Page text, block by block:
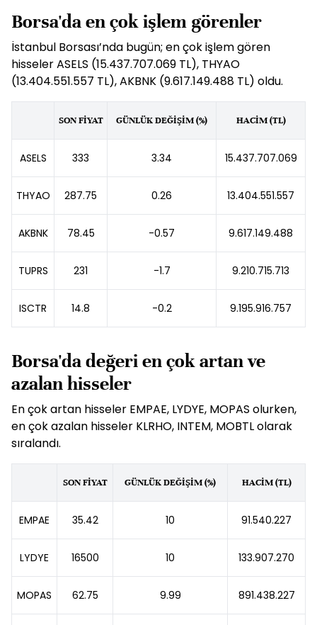
Borsa'da en çok işlem görenler
İstanbul Borsası’nda bugün; en çok işlem gören
hisseler ASELS (15.437.707.069 TL), THYAO
(13.404.551.557 TL), AKBNK (9.617.149.488 TL) oldu.
SON FİYAT GÜNLÜK DEĞİŞİM (%) HACİM (TL)
ASELS 333 3.34 15.437.707.069
THYAO 287.75 0.26 13.404.551.557
AKBNK 78.45 -0.57 9.617.149.488
TUPRS 231 -1.7 9.210.715.713
ISCTR 14.8 -0.2 9.195.916.757
Borsa'da değeri en çok artan ve
azalan hisseler
En çok artan hisseler EMPAE, LYDYE, MOPAS olurken,
en çok azalan hisseler KLRHO, INTEM, MOBTL olarak
sıralandı.
SON FİYAT GÜNLÜK DEĞİŞİM (%) HACİM (TL)
EMPAE 35.42 10 91.540.227
LYDYE 16500 10 133.907.270
MOPAS 62.75 9.99 891.438.227